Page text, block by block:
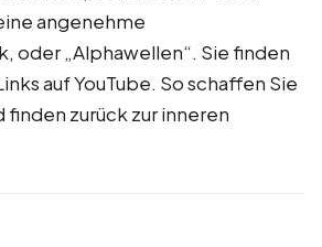
angenehme
oder „Alphawellen“. Sie finden
auf YouTube. So schaffen Sie
finden zurück zur inneren